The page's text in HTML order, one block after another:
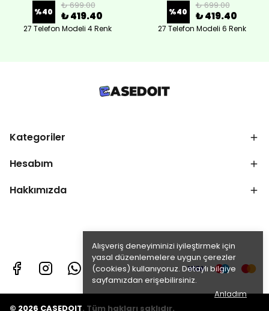
Alışveriş deneyiminizi iyileştirmek için
yasal düzenlemelere uygun çerezler
(cookies) kullanıyoruz. Detaylı bilgiye
sayfamızdan erişebilirsiniz.
Anladım
%40
₺ 699.00
₺ 419.40
27 Telefon Modeli 4 Renk
%40
₺ 699.00
₺ 419.40
27 Telefon Modeli 6 Renk
Kategoriler
Hesabım
Hakkımızda
© 2026 CASEDOIT. Tüm hakları saklıdır.